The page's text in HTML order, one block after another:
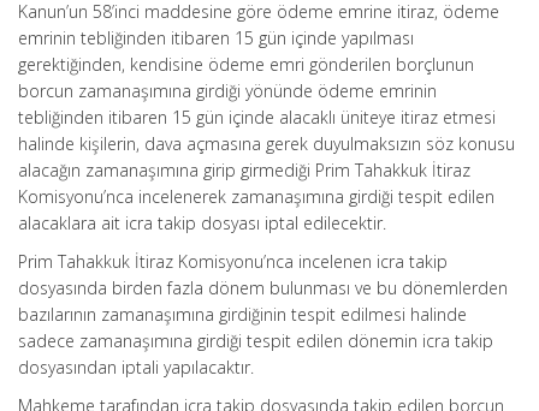
Kanun’un 58’inci maddesine göre ödeme emrine itiraz, ödeme
emrinin tebliğinden itibaren 15 gün içinde yapılması
gerektiğinden, kendisine ödeme emri gönderilen borçlunun
borcun zamanaşımına girdiği yönünde ödeme emrinin
tebliğinden itibaren 15 gün içinde alacaklı üniteye itiraz etmesi
halinde kişilerin, dava açmasına gerek duyulmaksızın söz konusu
alacağın zamanaşımına girip girmediği Prim Tahakkuk İtiraz
Komisyonu’nca incelenerek zamanaşımına girdiği tespit edilen
alacaklara ait icra takip dosyası iptal edilecektir.
Prim Tahakkuk İtiraz Komisyonu’nca incelenen icra takip
dosyasında birden fazla dönem bulunması ve bu dönemlerden
bazılarının zamanaşımına girdiğinin tespit edilmesi halinde
sadece zamanaşımına girdiği tespit edilen dönemin icra takip
dosyasından iptali yapılacaktır.
Mahkeme tarafından icra takip dosyasında takip edilen borcun